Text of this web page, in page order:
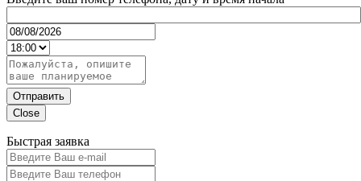
Отправить
Close
Быстрая заявка